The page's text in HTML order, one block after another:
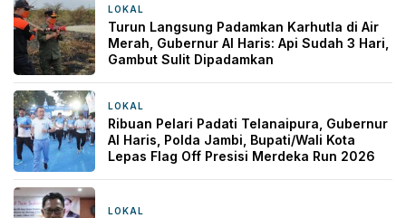
LOKAL
Turun Langsung Padamkan Karhutla di Air
Merah, Gubernur Al Haris: Api Sudah 3 Hari,
Gambut Sulit Dipadamkan
LOKAL
Ribuan Pelari Padati Telanaipura, Gubernur
Al Haris, Polda Jambi, Bupati/Wali Kota
Lepas Flag Off Presisi Merdeka Run 2026
LOKAL